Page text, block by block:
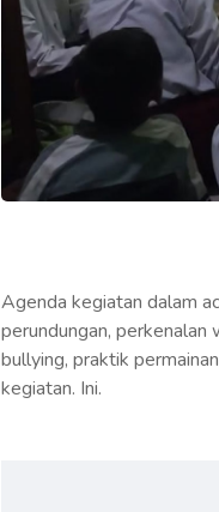
Agenda kegiatan dalam
perundungan, perkenalan
bullying, praktik
kegiatan. Ini.